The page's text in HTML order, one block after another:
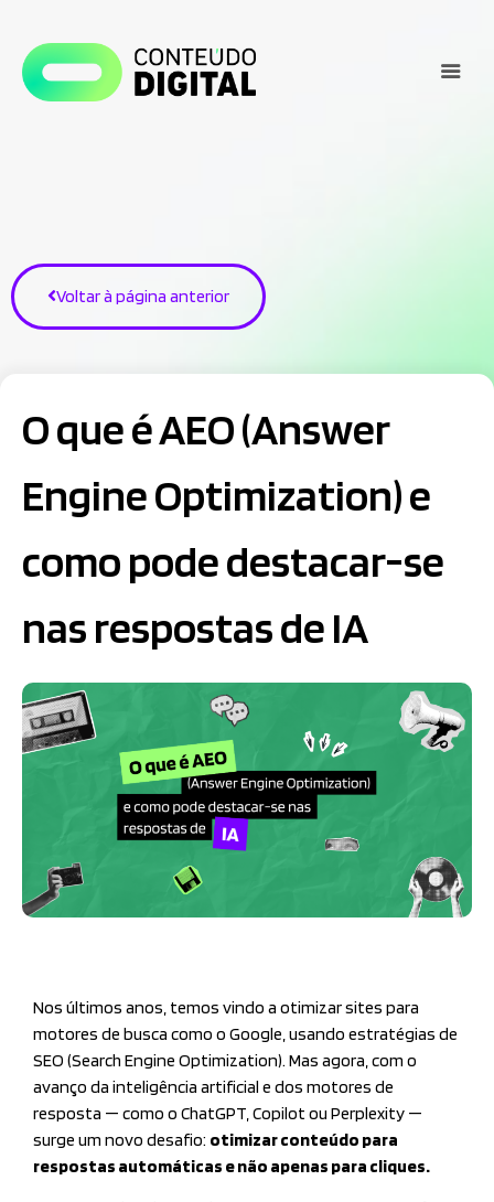
Voltar à página anterior
O que é AEO (Answer
Engine Optimization) e
como pode destacar-se
nas respostas de IA
Nos últimos anos, temos vindo a otimizar sites para
motores de busca como o Google, usando estratégias de
SEO (Search Engine Optimization). Mas agora, com o
avanço da inteligência artificial e dos motores de
resposta — como o ChatGPT, Copilot ou Perplexity —
surge um novo desafio: otimizar conteúdo para
respostas automáticas e não apenas para cliques.